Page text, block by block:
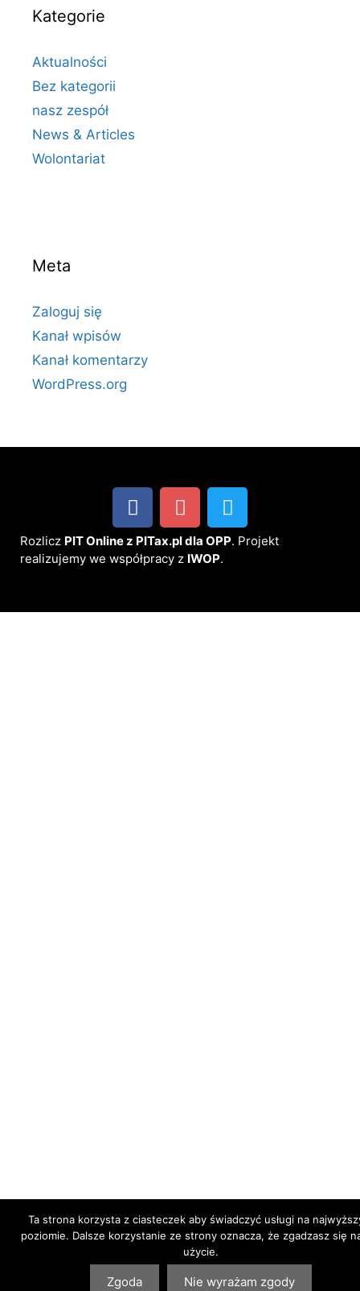
Kategorie
Aktualności
Bez kategorii
nasz zespół
News & Articles
Wolontariat
Meta
Zaloguj się
Kanał wpisów
Kanał komentarzy
WordPress.org
Rozlicz PIT Online z PITax.pl dla OPP. Projekt
realizujemy we współpracy z IWOP.
Ta strona korzysta z ciasteczek aby świadczyć usługi na
poziomie. Dalsze korzystanie ze strony oznacza, że zgadzasz się
użycie.
Zgoda Nie wyrażam zgody